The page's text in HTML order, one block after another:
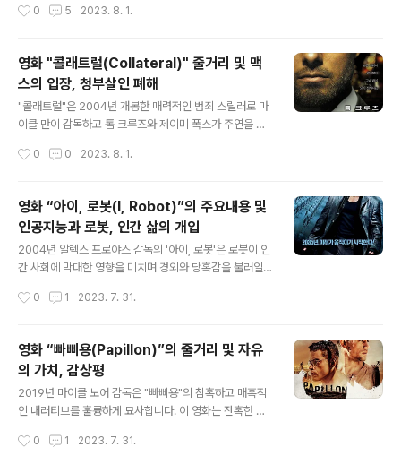
께끼 같고 고도로 숙련된 전직 군사 수사관 잭 리처를 따라
력 행위로 시작된다. 숙련된 저격수가 고립된 주차장에 자
리를 잡고 무고한 보행자에게 발포하여 5명이 사망하고 여
러 명이 부상을 입었습니다. 경찰은 살인 무기와 정황 증거
를 가지고 발견된 전직 군 저격수 제임스 바를 신속히 체포
합니다. 지방 검사실은 법정에서 바를 대변하기 위해 뛰어
스의 딸입니다. 그녀는 고객에 대한 압도적인 증거에도 불
0 5 2023. 8. 1.
영화 "콜래트럴(Collateral)" 줄거리 및 맥
스의 입장, 청부살인 폐해
"콜래트럴"은 2004년 개봉한 매력적인 범죄 스릴러로 마
이클 만이 감독하고 톰 크루즈와 제이미 폭스가 주연을 맡
되며 계약 살인범과 택시 운전사라는 전혀 다른 두 남자의
화는 분주한 로스앤젤레스의 밤거리에서 시작된다. 맥스는
자신의 리무진 회사를 소유하는 꿈을 가진 평범한 택시 운
전사이지만 몇 년 동안 택시 운전에 갇혀 있습니다. 그는 매
력적이고 예리한 변호사 애니 파렐(제다 핀켓 스미스)을 만
나 그녀의 아름다움과 지성을 짧은 시간 동안 감동시킨다.
하면서 어두워집니다. 빈센트는 처음에는 사업가로 보이는
0 0 2023. 8. 1.
영화 “아이, 로봇(I, Robot)”의 주요내용 및
인공지능과 로봇, 인간 삶의 개입
2004년 알렉스 프로야스 감독의 '아이, 로봇'은 로봇이 인
간 사회에 막대한 영향을 미치며 경외와 당혹감을 불러일
배경으로 NS-5로 알려진 휴머노이드 로봇이 유비쿼터스
역할을 하는 세상을 상상합니다. 이 내러티브는 인간-로봇
상호 작용의 복잡한 복잡성을 파헤치며 로봇이 일상생활에
점점 더 널리 보급됨에 따라 생각을 자극하는 도덕적 딜레
마를 제기합니다. 영화의 주요 내용 영화는 2035년의 매
혹적인 일면으로 시작합니다. 로봇 공학의 놀라운 발전으
되었습니다. 존경받는 USR(U.S. Robotics) 회사에서 제
0 1 2023. 7. 31.
영화 “빠삐용(Papillon)”의 줄거리 및 자유
의 가치, 감상평
2019년 마이클 노어 감독은 "빠삐용"의 참혹하고 매혹적
인 내러티브를 훌륭하게 묘사합니다. 이 영화는 잔혹한 형
샤리에르가 자유를 가차없이 추구하는 과정을 연대기로 기
0 1 2023. 7. 31.